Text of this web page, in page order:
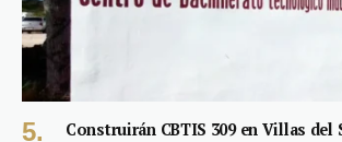
Construirán CBTIS 309 en Villas del